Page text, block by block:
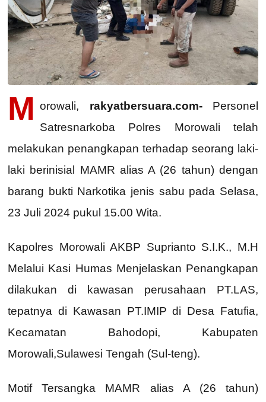
M orowali, rakyatbersuara.com-Personel
Satresnarkoba Polres Morowali telah
melakukan penangkapan terhadap seorang laki-
laki berinisial MAMR alias A (26 tahun) dengan
barang bukti Narkotika jenis sabu pada Selasa,
23 Juli 2024 pukul 15.00 Wita.
Kapolres Morowali AKBP Suprianto S.I.K., M.H
Melalui Kasi Humas Menjelaskan Penangkapan
dilakukan di kawasan perusahaan PT.LAS,
tepatnya di Kawasan PT.IMIP di Desa Fatufia,
Kecamatan Bahodopi, Kabupaten
Morowali,Sulawesi Tengah (Sul-teng).
Motif Tersangka MAMR alias A (26 tahun)